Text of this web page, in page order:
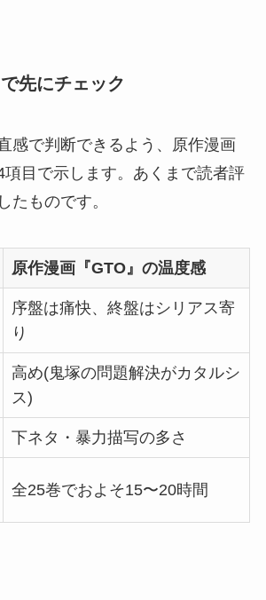
先にチェック
感で判断できるよう、原作漫画
目で示します。あくまで読者評
たものです。
原作漫画『GTO』の温度感
序盤は痛快、終盤はシリアス寄
り
高め(鬼塚の問題解決がカタルシ
ス)
下ネタ・暴力描写の多さ
全25巻でおよそ15〜20時間